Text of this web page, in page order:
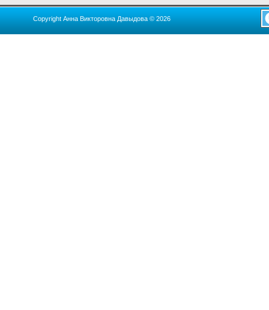
Copyright Анна Викторовна Давыдова © 2026